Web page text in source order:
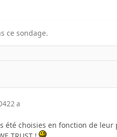
ce sondage.
22 a
été choisies en fonction de